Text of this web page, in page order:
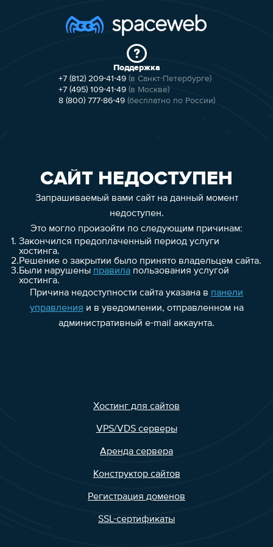
Поддержка
+7 (812) 209-41-49 (в Санкт-Петербурге)
+7 (495) 109-41-49 (в Москве)
8 (800) 777-86-49 (бесплатно по России)
САЙТ НЕДОСТУПЕН
Запрашиваемый вами сайт на данный момент
недоступен.
Это могло произойти по следующим причинам:
1. Закончился предоплаченный период услуги
хостинга.
2.Решение о закрытии было принято владельцем сайта.
3.Были нарушены правилапользования услугой
хостинга.
Причина недоступности сайта указана в панели
управления и в уведомлении, отправленном на
административный e-mail аккаунта.
Хостинг для сайтов
VPS/VDS серверы
Аренда сервера
Конструктор сайтов
Регистрация доменов
SSL-сертификаты